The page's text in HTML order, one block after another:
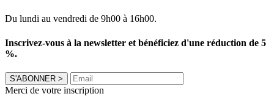
Du lundi au vendredi de 9h00 à 16h00.
Inscrivez-vous à la newsletter et bénéficiez d'une réduction de 5
%.
S'ABONNER >
Merci de votre inscription